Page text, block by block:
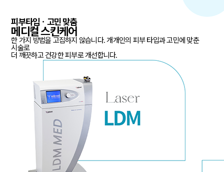
피부타입ㆍ고민 맞춤
메디컬 스킨케어
한 가지 방법을 고집하지 않습니다. 개개인의 피부 타입과 고민에 맞춘
시술로
더 깨끗하고 건강한 피부로 개선합니다.